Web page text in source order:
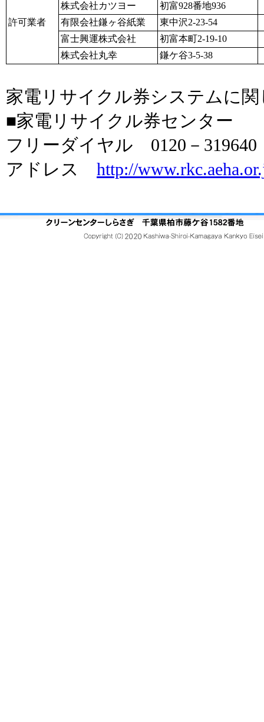
許可業者
株式会社カツヨー
初富928番地936
有限会社鎌ヶ谷紙業
東中沢2-23-54
富士興運株式会社
初富本町2-19-10
株式会社丸幸
鎌ケ谷3-5-38
家電リサイクル券システムに
■家電リサイクル券センター
フリーダイヤル 0120－319640
アドレス http://